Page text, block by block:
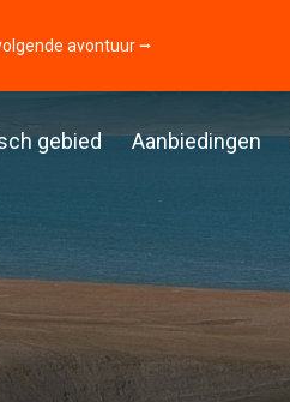
avontuur ⭢
gebied Aanbiedingen